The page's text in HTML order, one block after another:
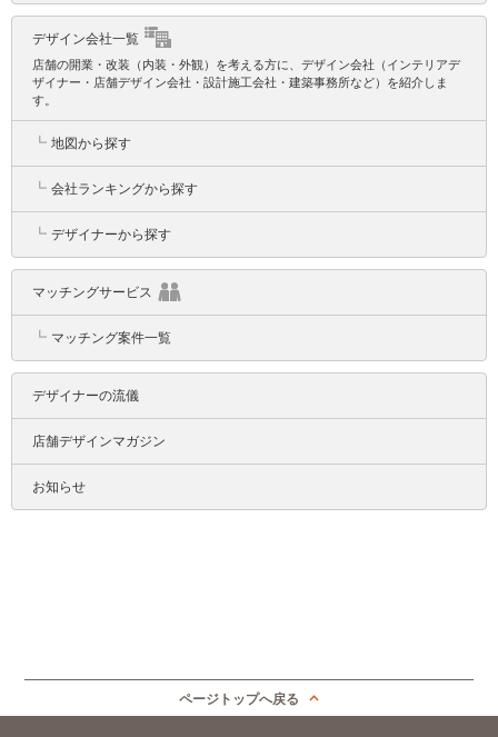
デザイン会社一覧
店舗の開業・改装（内装・外観）を考える方に、デザイン会社（インテリアデ
ザイナー・店舗デザイン会社・設計施工会社・建築事務所など）を紹介しま
す。
┗ 地図から探す
┗ 会社ランキングから探す
┗ デザイナーから探す
マッチングサービス
┗ マッチング案件一覧
デザイナーの流儀
店舗デザインマガジン
お知らせ
ページトップへ戻る